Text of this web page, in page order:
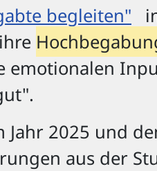
begleiten"
2025 und
aus der